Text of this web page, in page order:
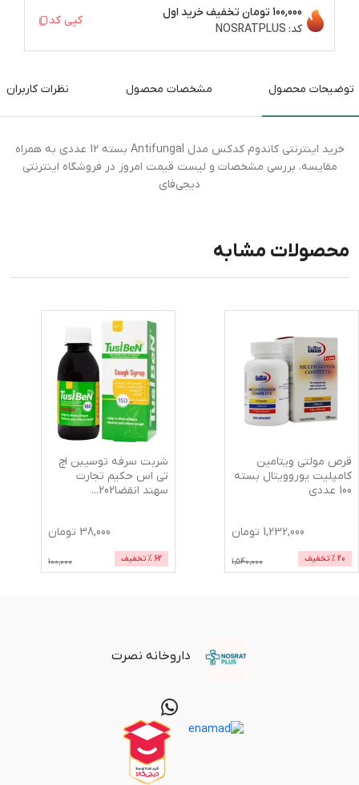
100,000 تومان
تخفیف خرید اول
کد: NOSRATPLUS
کپی کد
توضیحات محصول مشخصات محصول نظرات کاربران
خرید اینترنتی کاندوم کدکس مدل Antifungal بسته 12 عددی به همراه
مقایسه، بررسی مشخصات و لیست قیمت امروز در فروشگاه اینترنتی
دیجی‌فای
محصولات مشابه
قرص مولتی ویتامین
کامپلیت یوروویتال بسته
100 عددی
1,232,000 تومان
20 % تخفیف 1,540,000
شربت سرفه توسیبن اچ
تی اس حکیم تجارت
سهند انقضا202
...
38,000 تومان
62 % تخفیف 100,000
داروخانه نصرت